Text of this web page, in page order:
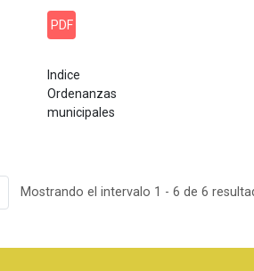
PDF
Indice
Ordenanzas
municipales
Mostrando el intervalo 1 - 6 de 6